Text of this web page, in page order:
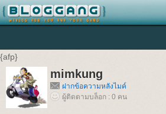
{afp}
mimkung
ฝากข้อความหลังไมค์
ผู้ติดตามบล็อก : 0 คน